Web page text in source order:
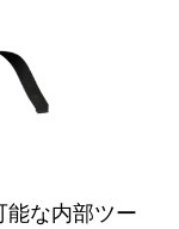
な内部ツー